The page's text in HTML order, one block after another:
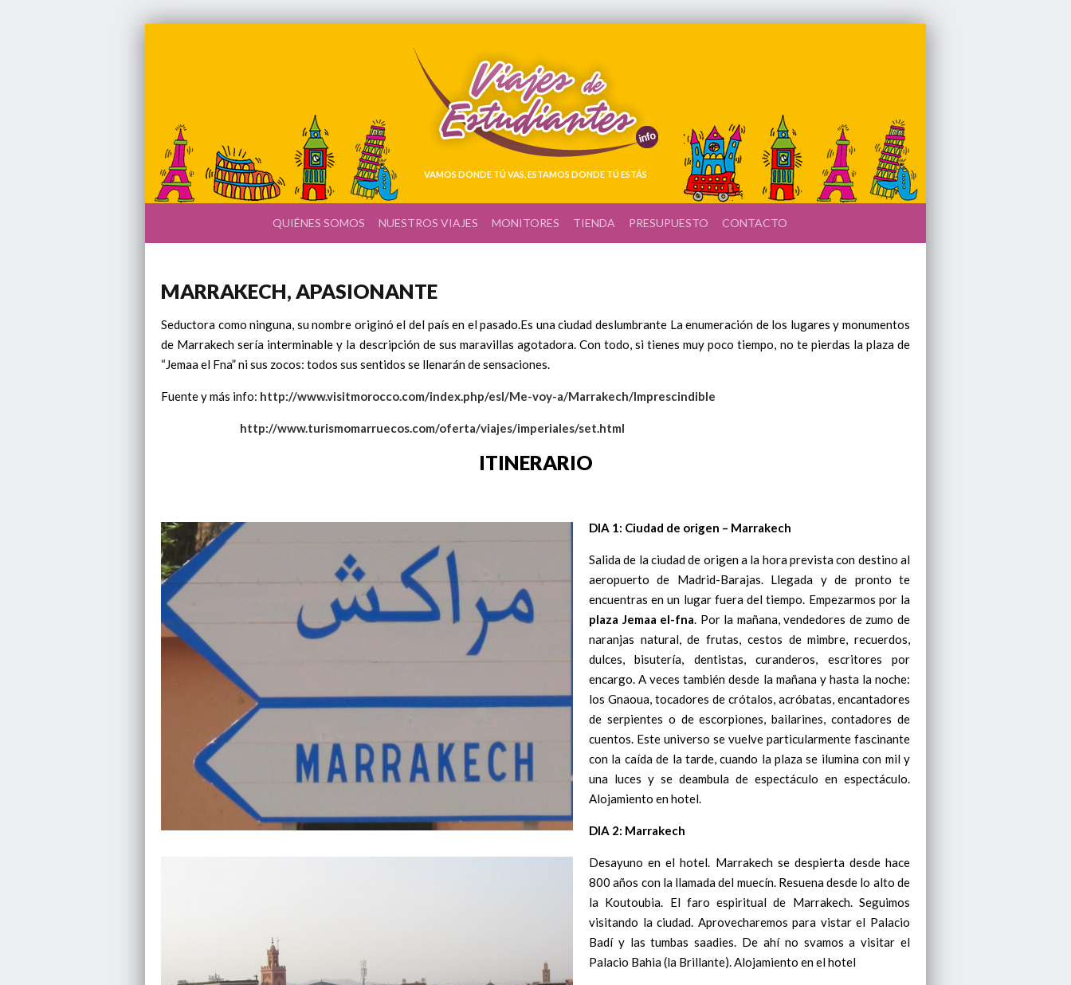
VAMOS DONDE TÚ VAS, ESTAMOS DONDE TÚ ESTÁS
QUIÉNES SOMOS NUESTROS VIAJES MONITORES TIENDA PRESUPUESTO CONTACTO
MARRAKECH, APASIONANTE
Seductora como ninguna, su nombre originó el del país en el pasado.Es una ciudad deslumbrante La enumeración de los lugares y monumentos
de Marrakech sería interminable y la descripción de sus maravillas agotadora. Con todo, si tienes muy poco tiempo, no te pierdas la plaza de
“Jemaa el Fna” ni sus zocos: todos sus sentidos se llenarán de sensaciones.
Fuente y más info: http://www.visitmorocco.com/index.php/esl/Me-voy-a/Marrakech/Imprescindible
http://www.turismomarruecos.com/oferta/viajes/imperiales/set.html
ITINERARIO
DIA 1: Ciudad de origen – Marrakech
Salida de la ciudad de origen a la hora prevista con destino al
aeropuerto de Madrid-Barajas. Llegada y de pronto te
encuentras en un lugar fuera del tiempo. Empezarmos por la
plaza Jemaa el-fna . Por la mañana, vendedores de zumo de
naranjas natural, de frutas, cestos de mimbre, recuerdos,
dulces, bisutería, dentistas, curanderos, escritores por
encargo. A veces también desde la mañana y hasta la noche:
los Gnaoua, tocadores de crótalos, acróbatas, encantadores
de serpientes o de escorpiones, bailarines, contadores de
cuentos. Este universo se vuelve particularmente fascinante
con la caída de la tarde, cuando la plaza se ilumina con mil y
una luces y se deambula de espectáculo en espectáculo.
Alojamiento en hotel.
DIA 2: Marrakech
Desayuno en el hotel. Marrakech se despierta desde hace
800 años con la llamada del muecín. Resuena desde lo alto de
la Koutoubia. El faro espiritual de Marrakech. Seguimos
visitando la ciudad. Aprovecharemos para vistar el Palacio
Badí y las tumbas saadies. De ahí no svamos a visitar el
Palacio Bahia (la Brillante). Alojamiento en el hotel